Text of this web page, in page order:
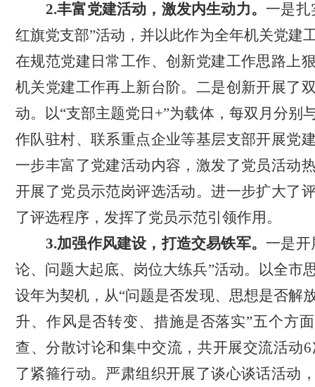
2.丰富党建活动，激发内生动力。 一是扎
红旗党支部”活动，并以此作为全年机关党建
在规范党建日常工作、创新党建工作思路上
机关党建工作再上新台阶。二是创新开展了
动。以“支部主题党日+”为载体，每双月分别
作队驻村、联系重点企业等基层支部开展党
一步丰富了党建活动内容，激发了党员活动
开展了党员示范岗评选活动。进一步扩大了
了评选程序，发挥了党员示范引领作用。
3.加强作风建设，打造交易铁军。 一是开
论、问题大起底、岗位大练兵”活动。以全市
设年为契机，从“问题是否发现、思想是否解
升、作风是否转变、措施是否落实”五个方
查、分散讨论和集中交流，共开展交流活动
了紧箍行动。严肃组织开展了谈心谈话活动